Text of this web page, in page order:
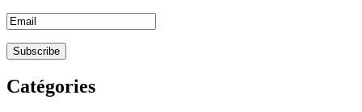
Catégories